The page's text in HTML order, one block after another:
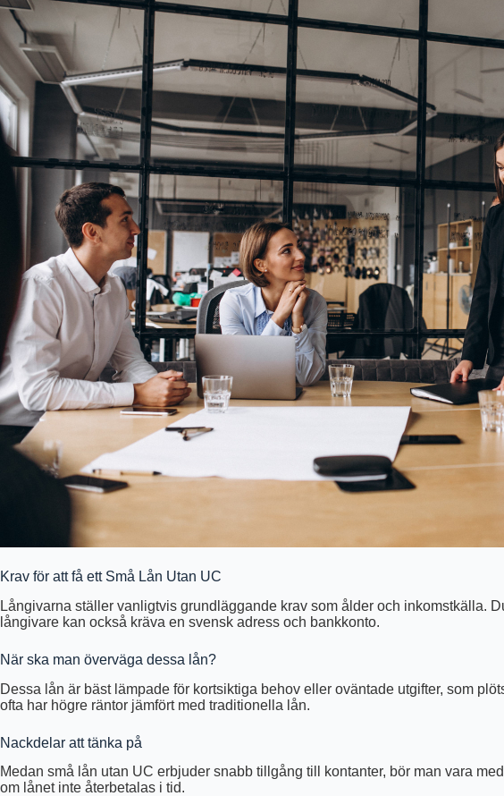
Krav för att få ett Små Lån Utan UC
Långivarna ställer vanligtvis grundläggande krav som ålder och inkomstkälla.
långivare kan också kräva en svensk adress och bankkonto.
När ska man överväga dessa lån?
Dessa lån är bäst lämpade för kortsiktiga behov eller oväntade utgifter, som
ofta har högre räntor jämfört med traditionella lån.
Nackdelar att tänka på
Medan små lån utan UC erbjuder snabb tillgång till kontanter, bör man vara
om lånet inte återbetalas i tid.